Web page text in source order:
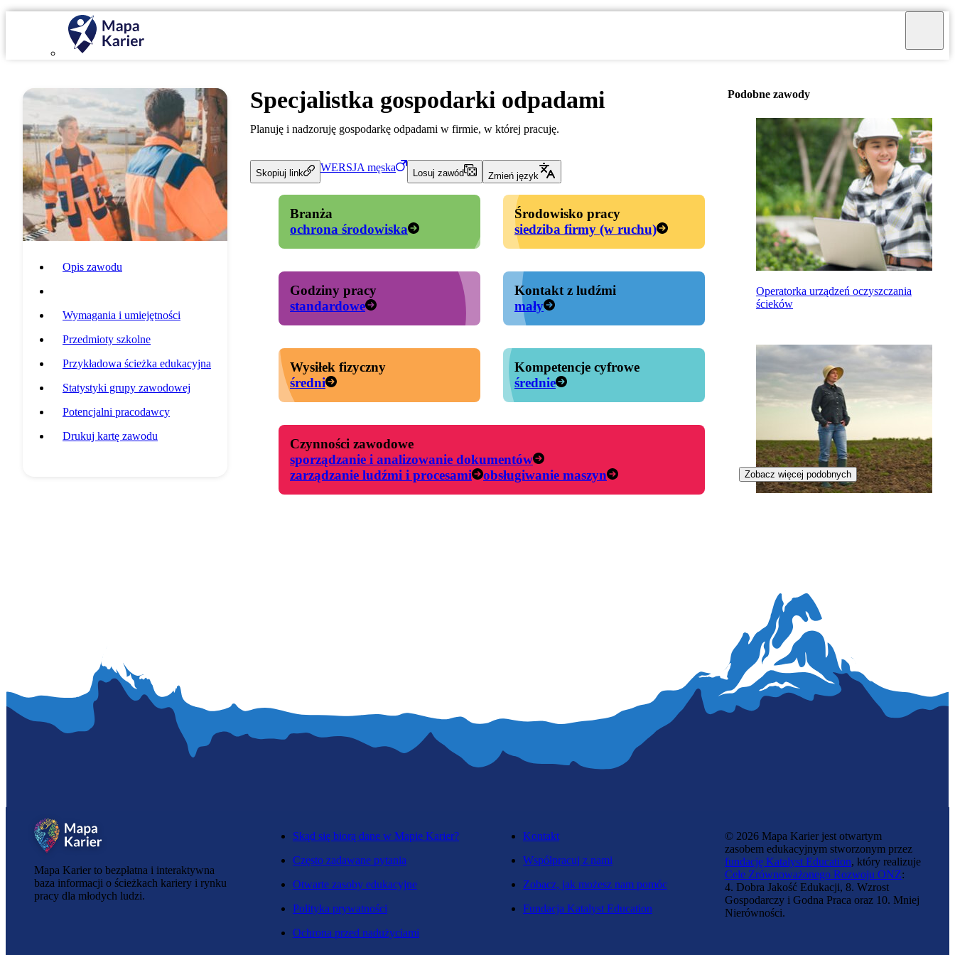
Opis zawodu
Wymagania i umiejętności
Przedmioty szkolne
Przykładowa ścieżka edukacyjna
Statystyki grupy zawodowej
Potencjalni pracodawcy
Drukuj kartę zawodu
Specjalistka gospodarki odpadami
Planuję i nadzoruję gospodarkę odpadami w firmie, w której pracuję.
Skopiuj link WERSJA męska
Losuj zawód Zmień język
Branża
ochrona środowiska
Środowisko pracy
siedziba firmy (w ruchu)
Godziny pracy
standardowe
Kontakt z ludźmi
mały
Wysiłek fizyczny
średni
Kompetencje cyfrowe
średnie
Czynności zawodowe
sporządzanie i analizowanie dokumentów
zarządzanie ludźmi i procesami
obsługiwanie maszyn
Podobne zawody
Operatorka urządzeń oczyszczania
ścieków
Zobacz więcej podobnych
Mapa Karier to bezpłatna i interaktywna
baza informacji o ścieżkach kariery i rynku
pracy dla młodych ludzi.
Skąd się biorą dane w Mapie Karier?
Często zadawane pytania
Otwarte zasoby edukacyjne
Polityka prywatności
Ochrona przed nadużyciami
Kontakt
Współpracuj z nami
Zobacz, jak możesz nam pomóc
Fundacja Katalyst Education
© 2026 Mapa Karier jest otwartym
zasobem edukacyjnym stworzonym przez
fundację Katalyst Education, który realizuje
Cele Zrównoważonego Rozwoju ONZ:
4. Dobra Jakość Edukacji, 8. Wzrost
Gospodarczy i Godna Praca oraz 10. Mniej
Nierówności.